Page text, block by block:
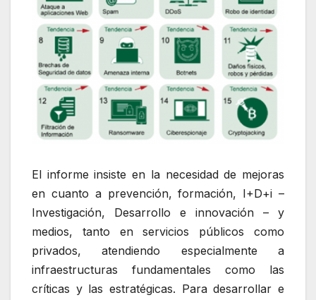
El informe insiste en la necesidad de mejoras
en cuanto a prevención, formación, I+D+i –
Investigación, Desarrollo e innovación – y
medios, tanto en servicios públicos como
privados, atendiendo especialmente a
infraestructuras fundamentales como las
críticas y las estratégicas. Para desarrollar e